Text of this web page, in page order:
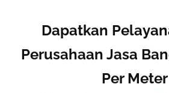
Dapatkan
Perusahaan Jasa
Per Meter